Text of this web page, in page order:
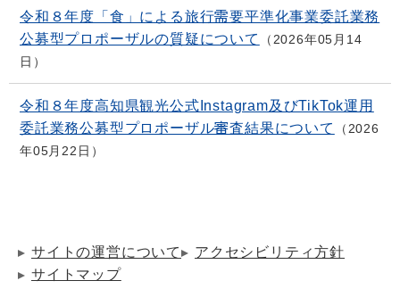
令和８年度「食」による旅行需要平準化事業委託業務
公募型プロポーザルの質疑について
2026年05月14
日
令和８年度高知県観光公式Instagram及びTikTok運用
委託業務公募型プロポーザル審査結果について
2026
年05月22日
サイトの運営について
アクセシビリティ方針
サイトマップ